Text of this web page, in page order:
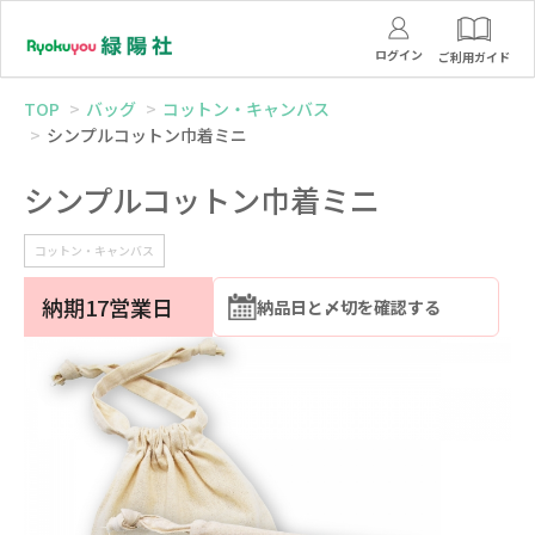
ログイン ご利用ガイド
TOP バッグ
コットン・キャンバス
シンプルコットン巾着ミニ
シンプルコットン巾着ミニ
コットン・キャンバス
納期17営業日 納品日と〆切を確認する